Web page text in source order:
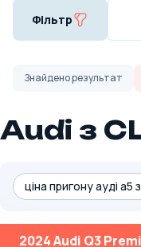
Фільтр
Знайденорезультат
Audi з
ціна пригону ауді а5
2024 Audi Q3